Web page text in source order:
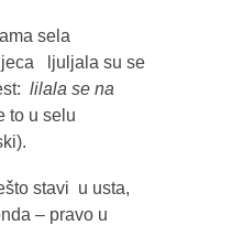
sela
ljuljala su se
lilala se na
to u selu
stavi u usta,
– pravo u